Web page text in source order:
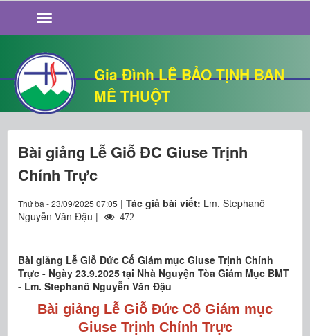
Gia Đình LÊ BẢO TỊNH BAN
MÊ THUỘT
GIỚI THIỆU
TIN TỨC
SỐNG ĐẠO
CHUYỆN NHÀ
QUÁN VĂN
THƯ GIÃN
Bài giảng Lễ Giỗ ĐC Giuse Trịnh
Chính Trực
Thứ ba - 23/09/2025 07:05 | Tác giả bài viết: Lm. Stephanô
Nguyễn Văn Đậu |
472
Bài giảng Lễ Giỗ Đức Cố Giám mục Giuse Trịnh Chính
Trực - Ngày 23.9.2025 tại Nhà Nguyện Tòa Giám Mục BMT
- Lm. Stephanô Nguyễn Văn Đậu
Bài giảng Lễ Giỗ Đức Cố Giám mục
Giuse Trịnh Chính Trực